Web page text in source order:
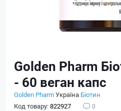
Golden Pharm
- 60 веган капс
Golden PharmУкраїна Біотин
Код товару:822927 0